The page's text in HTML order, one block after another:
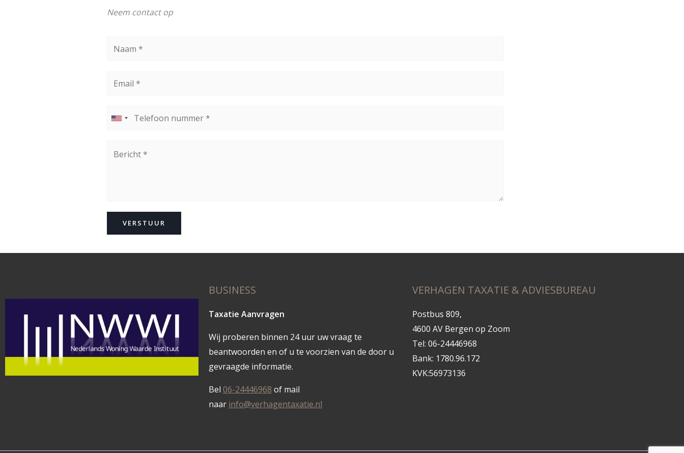
Neem contact op
VERSTUUR
BUSINESS
Taxatie Aanvragen
Wij proberen binnen 24 uur uw vraag te
beantwoorden en of u te voorzien van de door u
gevraagde informatie.
Bel 06-24446968 of mail
naar info@verhagentaxatie.nl
VERHAGEN TAXATIE & ADVIESBUREAU
Postbus 809,
4600 AV Bergen op Zoom
Tel: 06-24446968
Bank: 1780.96.172
KVK:56973136